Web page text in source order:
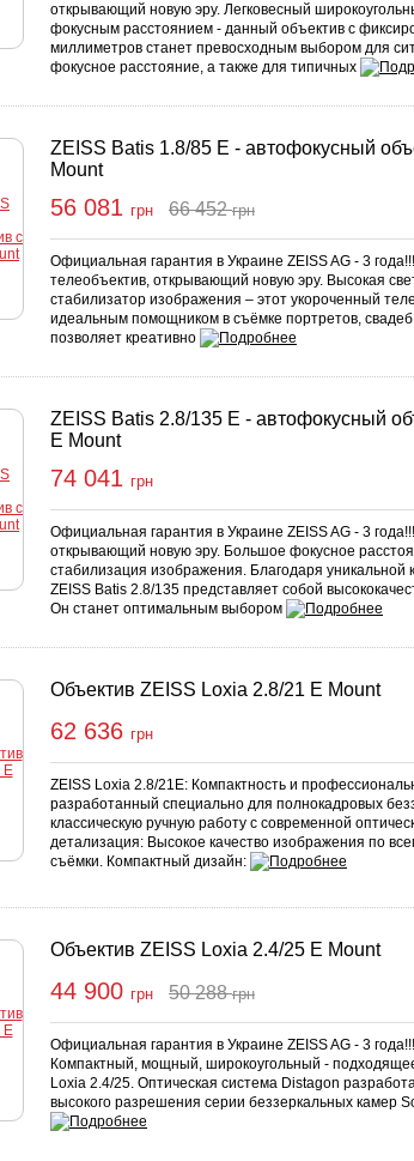
открывающий новую эру. Легковесный
фокусным расстоянием - данный объектив с
миллиметров станет превосходным выбором для
фокусное расстояние, а также для типичных
ZEISS Batis 1.8/85 E - автофокусный
Mount
56 081 грн 66 452грн
Купить
Официальная гарантия в Украине ZEISS AG - 3
телеобъектив, открывающий новую эру. Высокая
стабилизатор изображения – этот укороченный
идеальным помощником в съёмке портретов,
позволяет креативно
ZEISS Batis 2.8/135 E - автофокусный
E Mount
74 041 грн
Официальная гарантия в Украине ZEISS AG - 3
открывающий новую эру. Большое фокусное
стабилизация изображения. Благодаря уникальной
ZEISS Batis 2.8/135 представляет собой
Он станет оптимальным выбором
Объектив ZEISS Loxia 2.8/21 E Mount
62 636 грн
ZEISS Loxia 2.8/21E: Компактность и
разработанный специально для полнокадровых
классическую ручную работу с современной
детализация: Высокое качество изображения по
съёмки. Компактный дизайн:
Объектив ZEISS Loxia 2.4/25 E Mount
44 900 грн 50 288грн
Купить
Официальная гарантия в Украине ZEISS AG - 3
Компактный, мощный, широкоугольный -
Loxia 2.4/25. Оптическая система Distagon
высокого разрешения серии беззеркальных камер